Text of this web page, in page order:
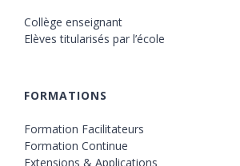
Collège enseignant
Elèves titularisés par l’école
FORMATIONS
Formation Facilitateurs
Formation Continue
Extensions & Applications